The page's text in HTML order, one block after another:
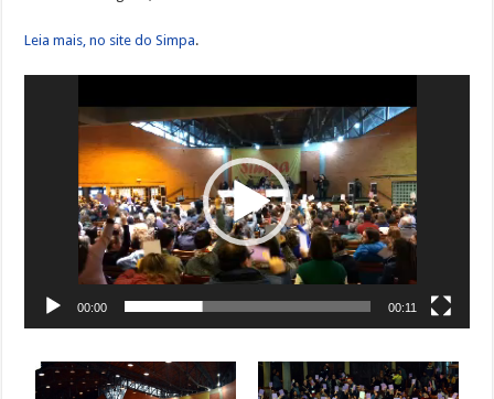
Leia mais, no site do Simpa.
00:00 00:11